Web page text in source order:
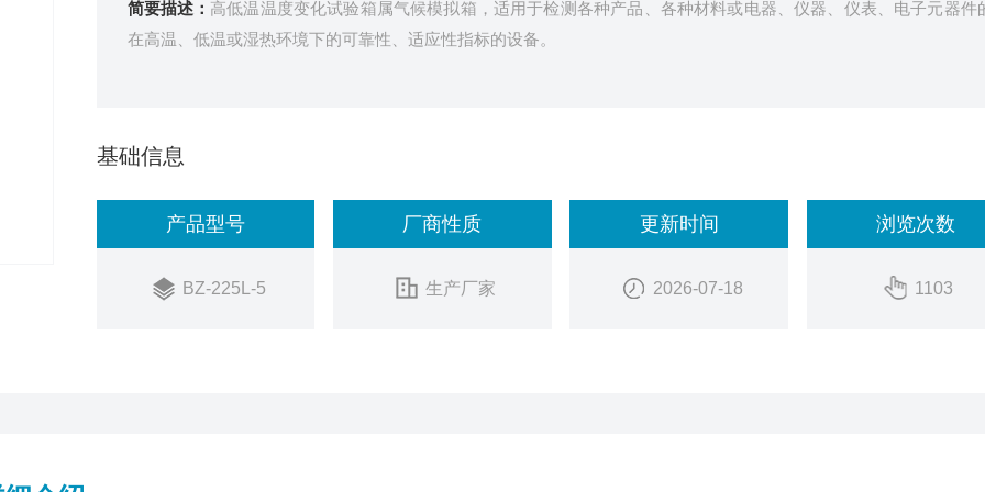
简要描述： 高低温温度变化试验箱属气候模拟箱，适用于检测各种产品、各种材料或电器、仪器、仪表、电子元器件
在高温、低温或湿热环境下的可靠性、适应性指标的设备。
基础信息
产品型号
BZ-225L-5
厂商性质
生产厂家
更新时间
2026-07-18
浏览次数
1103